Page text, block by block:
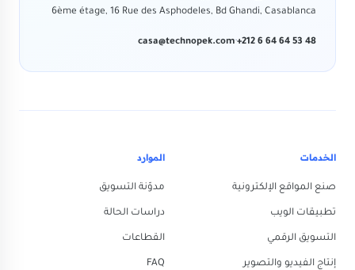
6ème étage, 16 Rue des Asphodeles, Bd Ghandi, Casablanca
+212 6 64 64 53 48
·
casa@technopek.com
الخدمات
صنع المواقع الإلكترونية
تطبيقات الويب
التسويق الرقمي
إنتاج الفيديو والتصوير
الموارد
مدوّنة التسويق
دراسات الحالة
القطاعات
FAQ